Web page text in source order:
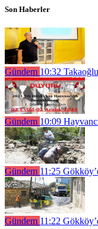
Son Haberler
Gündem 10:32
Gündem 10:09
Gündem 11:25
Gündem 11:22